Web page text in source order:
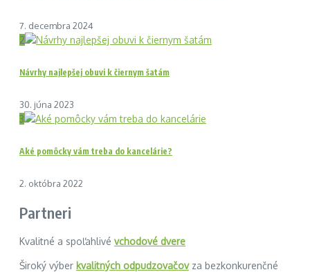
7. decembra 2024
2
Návrhy najlepšej obuvi k čiernym šatám
30. júna 2023
3
Aké pomôcky vám treba do kancelárie?
2. októbra 2022
Partneri
Kvalitné a spoľahlivé vchodové dvere
Široký výber kvalitných odpudzovačovza bezkonkurenčné